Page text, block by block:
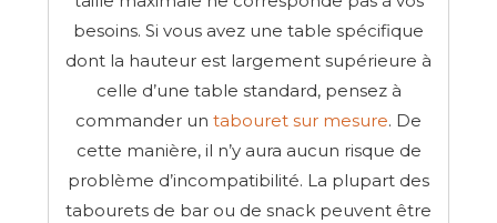
besoins. Si vous avez une table spécifique
dont la hauteur est largement supérieure à
celle d’une table standard, pensez à
commander un tabouret sur mesure. De
cette manière, il n’y aura aucun risque de
problème d’incompatibilité. La plupart des
tabourets de bar ou de snack peuvent être